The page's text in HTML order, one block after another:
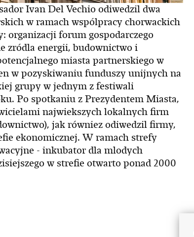
Ivan Del Vechio odiwedzil dwa
w ramach wspólpracy chorwackich
organizacji forum gospodarczego
zródla energii, budownictwo i
miasta partnerskiego w
w pozyskiwaniu funduszy unijnych na
grupy w jednym z festiwali
Po spotkaniu z Prezydentem Miasta,
najwiekszych lokalnych firm
jak równiez odiwedzil firmy,
ekonomicznej. W ramach strefy
- inkubator dla mlodych
w strefie otwarto ponad 2000